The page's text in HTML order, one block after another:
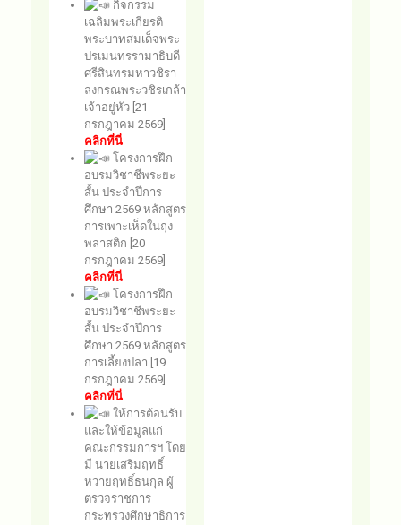
กิจกรรม
เฉลิมพระเกียรติ
พระบาทสมเด็จพระ
ปรเมนทรรามาธิบดี
ศรีสินทรมหาวชิรา
ลงกรณพระวชิรเกล้า
เจ้าอยู่หัว [21
กรกฎาคม 2569]
คลิกที่นี่
โครงการฝึก
อบรมวิชาชีพระยะ
สั้น ประจำปีการ
ศึกษา 2569 หลักสูตร
การเพาะเห็ดในถุง
พลาสติก [20
กรกฎาคม 2569]
คลิกที่นี่
โครงการฝึก
อบรมวิชาชีพระยะ
สั้น ประจำปีการ
ศึกษา 2569 หลักสูตร
การเลี้ยงปลา [19
กรกฎาคม 2569]
คลิกที่นี่
ให้การต้อนรับ
และให้ข้อมูลแก่
คณะกรรมการฯ โดย
มี นายเสริมฤทธิ์
หวายฤทธิ์ธนกุล ผู้
ตรวจราชการ
กระทรวงศึกษาธิการ